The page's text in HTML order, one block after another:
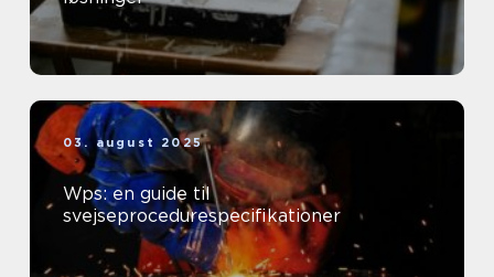
03. august 2025
Wps: en guide til
svejseprocedurespecifikationer